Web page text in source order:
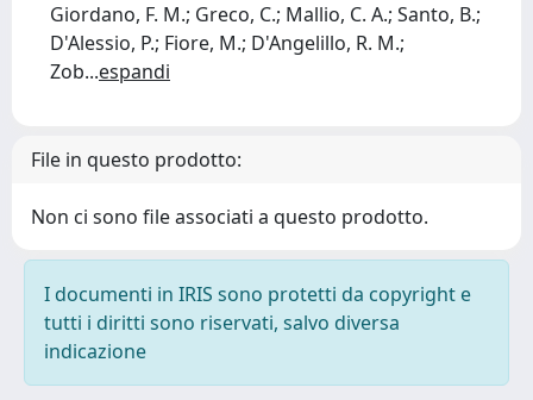
Giordano, F. M.; Greco, C.; Mallio, C. A.; Santo, B.;
D'Alessio, P.; Fiore, M.; D'Angelillo, R. M.;
Zob...espandi
File in questo prodotto:
Non ci sono file associati a questo prodotto.
I documenti in IRIS sono protetti da copyright e
tutti i diritti sono riservati, salvo diversa
indicazione